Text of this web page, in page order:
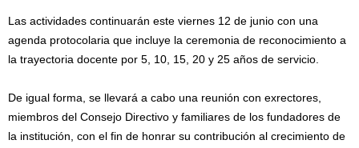
Las actividades continuarán este viernes 12 de junio con una
agenda protocolaria que incluye la ceremonia de reconocimiento a
la trayectoria docente por 5, 10, 15, 20 y 25 años de servicio.
De igual forma, se llevará a cabo una reunión con exrectores,
miembros del Consejo Directivo y familiares de los fundadores de
la institución, con el fin de honrar su contribución al crecimiento de